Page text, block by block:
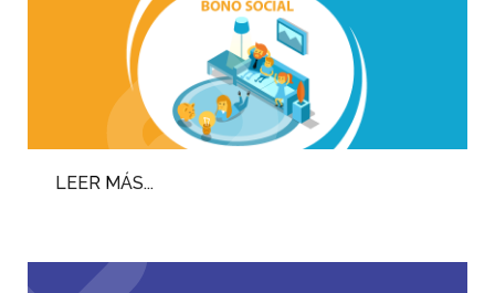
LEER MÁS...